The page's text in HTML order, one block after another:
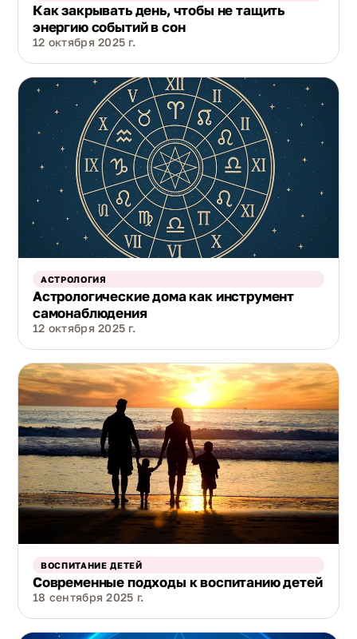
Как закрывать день, чтобы не тащить
энергию событий в сон
12 октября 2025 г.
АСТРОЛОГИЯ
Астрологические дома как инструмент
самонаблюдения
12 октября 2025 г.
ВОСПИТАНИЕ ДЕТЕЙ
Современные подходы к воспитанию детей
18 сентября 2025 г.